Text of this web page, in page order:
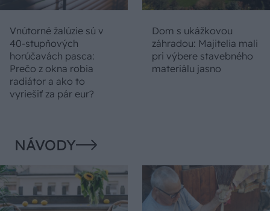
Vnútorné žalúzie sú v
40-stupňových
horúčavách pasca:
Prečo z okna robia
radiátor a ako to
vyriešiť za pár eur?
Dom s ukážkovou
záhradou: Majitelia mali
pri výbere stavebného
materiálu jasno
NÁVODY